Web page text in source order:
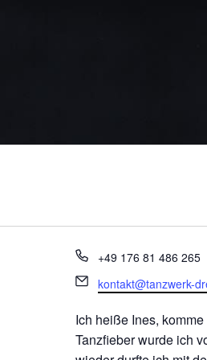
Telefon
+49 176 81 486 265
Email
kontakt@tanzwerk-
Ich heiße Ines,
Tanzfieber wurde ich